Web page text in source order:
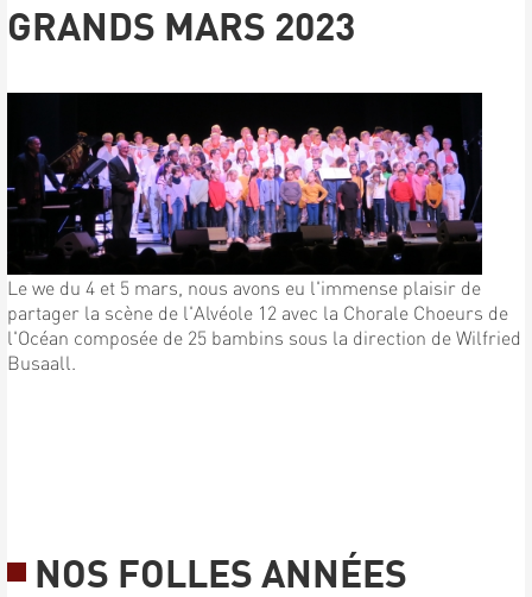
GRANDS MARS 2023
Le we du 4 et 5 mars, nous avons eu l'immense plaisir de
partager la scène de l'Alvéole 12 avec la Chorale Choeurs de
l'Océan composée de 25 bambins sous la direction de Wilfried
Busaall.
NOS FOLLES ANNÉES